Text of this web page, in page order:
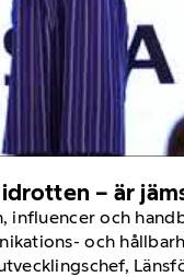
– är
influencer och
och